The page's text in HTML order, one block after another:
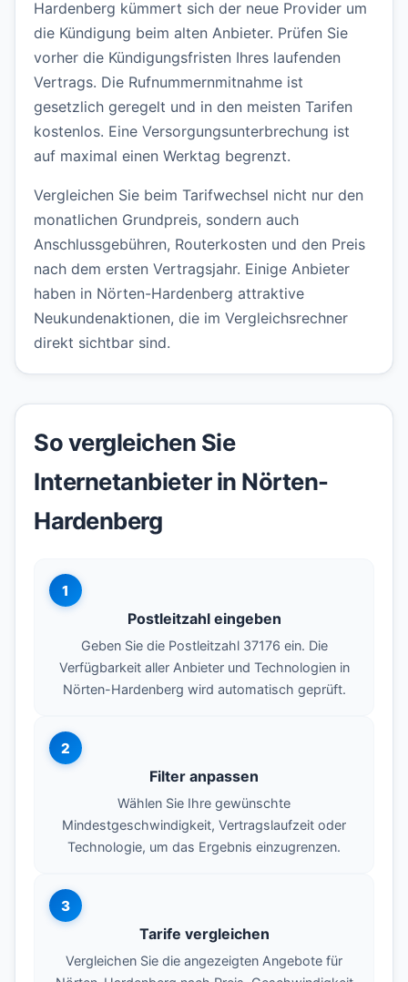
Hardenberg kümmert sich der neue Provider um
die Kündigung beim alten Anbieter. Prüfen Sie
vorher die Kündigungsfristen Ihres laufenden
Vertrags. Die Rufnummernmitnahme ist
gesetzlich geregelt und in den meisten Tarifen
kostenlos. Eine Versorgungsunterbrechung ist
auf maximal einen Werktag begrenzt.
Vergleichen Sie beim Tarifwechsel nicht nur den
monatlichen Grundpreis, sondern auch
Anschlussgebühren, Routerkosten und den Preis
nach dem ersten Vertragsjahr. Einige Anbieter
haben in Nörten-Hardenberg attraktive
Neukundenaktionen, die im Vergleichsrechner
direkt sichtbar sind.
So vergleichen Sie
Internetanbieter in Nörten-
Hardenberg
1
Postleitzahl eingeben
Geben Sie die Postleitzahl 37176 ein. Die
Verfügbarkeit aller Anbieter und Technologien in
Nörten-Hardenberg wird automatisch geprüft.
2
Filter anpassen
Wählen Sie Ihre gewünschte
Mindestgeschwindigkeit, Vertragslaufzeit oder
Technologie, um das Ergebnis einzugrenzen.
3
Tarife vergleichen
Vergleichen Sie die angezeigten Angebote für